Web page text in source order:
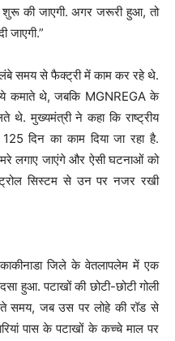
शुरू की जाएगी. अगर जरूरी हुआ, तो
जाएगी.”
लंबे समय से फैक्ट्री में काम कर रहे थे.
कमाते थे, जबकि MGNREGA के
थे. मुख्यमंत्री ने कहा कि राष्ट्रीय
दिन का काम दिया जा रहा है.
लगाए जाएंगे और ऐसी घटनाओं को
सिस्टम से उन पर नजर रखी
जिले के वेतलापलेम में एक
हुआ. पटाखों की छोटी-छोटी गोली
समय, जब उस पर लोहे की रॉड से
पास के पटाखों के कच्चे माल पर